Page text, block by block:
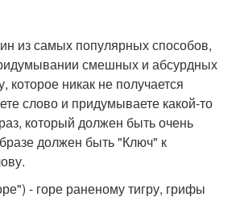
из самых популярных способов,
смешных и абсурдных
которое никак не получается
слово и придумываете какой-то
который должен быть очень
должен быть "Ключ" к
- горе раненому тигру, грифы